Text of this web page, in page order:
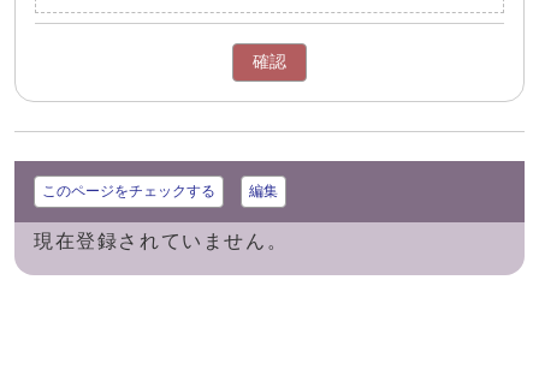
確認
このページをチェックする 編集
現在登録されていません。